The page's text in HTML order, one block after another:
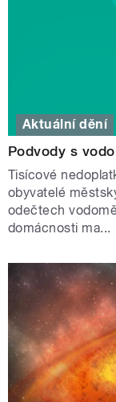
Aktuální dění
Podvody s
Tisícové
obyvatelé
odečtech
domácnosti ma...